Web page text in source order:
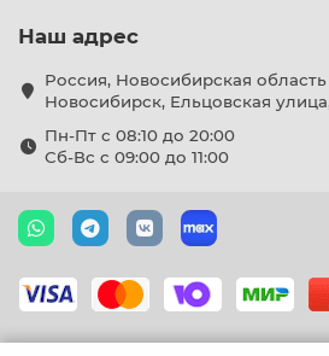
Наш адрес
Россия, Новосибирская область
Новосибирск, Ельцовская
Пн-Пт с 08:10 до 20:00
Сб-Вс с 09:00 до 11:00